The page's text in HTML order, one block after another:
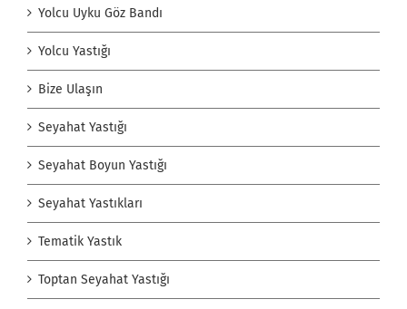
Yolcu Uyku Göz Bandı
Yolcu Yastığı
Bize Ulaşın
Seyahat Yastığı
Seyahat Boyun Yastığı
Seyahat Yastıkları
Tematik Yastık
Toptan Seyahat Yastığı